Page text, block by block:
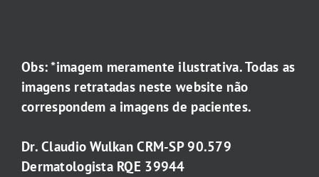
Obs: *imagem meramente ilustrativa. Todas as
imagens retratadas neste website não
correspondem a imagens de pacientes.
Dr. Claudio Wulkan CRM-SP 90.579
Dermatologista RQE 39944